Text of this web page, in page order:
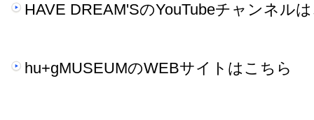
HAVE DREAM'SのYouTubeチャンネル
hu+gMUSEUMのWEBサイトはこちら